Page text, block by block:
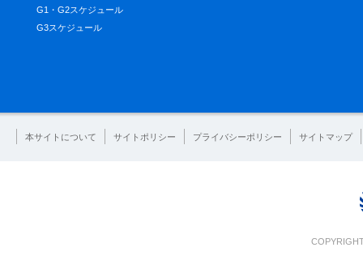
G1・G2スケジュール
G3スケジュール
本サイトについて サイトポリシー プライバシーポリシー サイトマップ